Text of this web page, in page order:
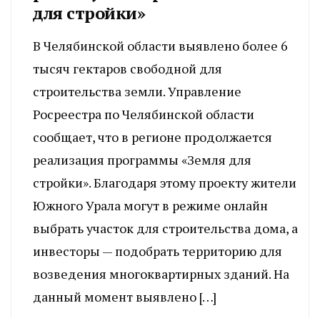
для стройки»
В Челябинской области выявлено более 6
тысяч гектаров свободной для
строительства земли. Управление
Росреестра по Челябинской области
сообщает, что в регионе продолжается
реализация программы «Земля для
стройки». Благодаря этому проекту жители
Южного Урала могут в режиме онлайн
выбрать участок для строительства дома, а
инвесторы — подобрать территорию для
возведения многоквартирных зданий. На
данный момент выявлено […]